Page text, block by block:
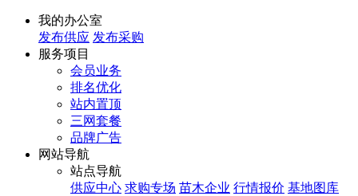
我的办公室
发布供应 发布采购
服务项目
会员业务
排名优化
站内置顶
三网套餐
品牌广告
网站导航
站点导航
供应中心 求购专场 苗木企业 行情报价 基地图库